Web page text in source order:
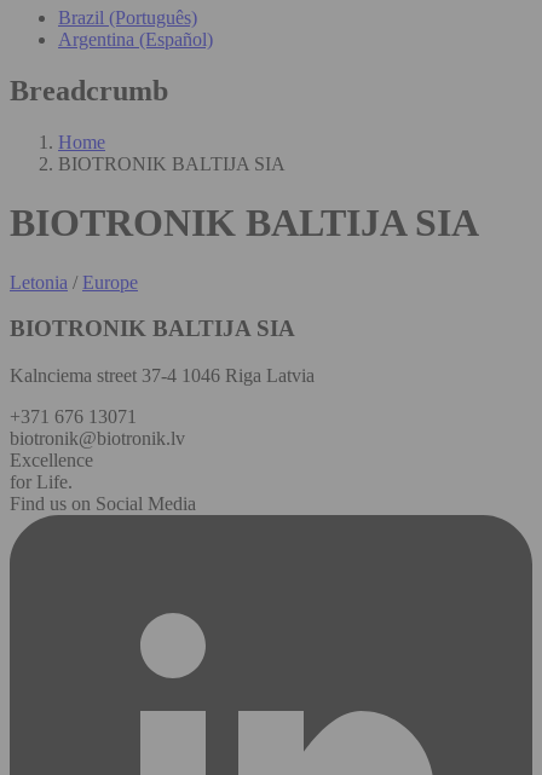
Brazil (Português)
Argentina (Español)
Breadcrumb
Home
BIOTRONIK BALTIJA SIA
BIOTRONIK BALTIJA SIA
Letonia / Europe
BIOTRONIK BALTIJA SIA
Kalnciema street 37-4 1046 Riga Latvia
+371 676 13071
biotronik@biotronik.lv
Excellence
for Life.
Find us on Social Media